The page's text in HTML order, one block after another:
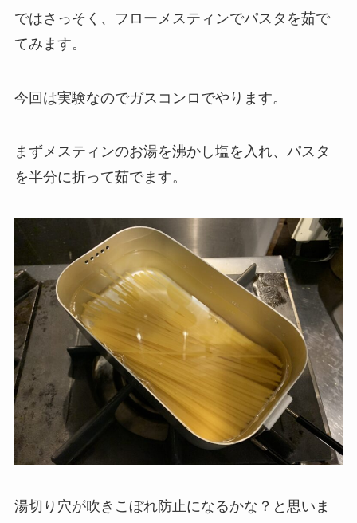
ではさっそく、フローメスティンでパスタを茹で
てみます。
今回は実験なのでガスコンロでやります。
まずメスティンのお湯を沸かし塩を入れ、パスタ
を半分に折って茹でます。
湯切り穴が吹きこぼれ防止になるかな？と思いま